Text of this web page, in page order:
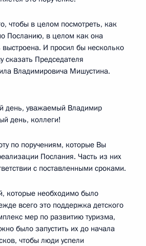
чтобы в целом посмотреть, как
Посланию, в целом как она
И просил бы несколько
сказать Председателя
Владимировича Мишустина.
день, уважаемый Владимир
день, коллеги!
по поручениям, которые Вы
Послания. Часть из них
с поставленными сроками.
которые необходимо было
всего это поддержка детского
мер по развитию туризма,
было запустить их до начала
чтобы люди успели